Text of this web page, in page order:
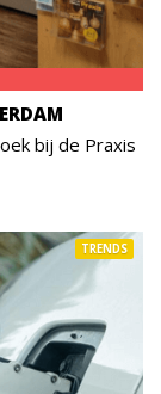
bij de Praxis
TRENDS